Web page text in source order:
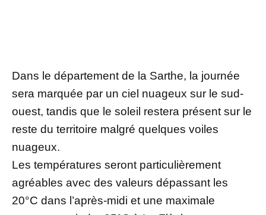
Dans le département de la Sarthe, la journée
sera marquée par un ciel nuageux sur le sud-
ouest, tandis que le soleil restera présent sur le
reste du territoire malgré quelques voiles
nuageux.
Les températures seront particulièrement
agréables avec des valeurs dépassant les
20°C dans l’après-midi et une maximale